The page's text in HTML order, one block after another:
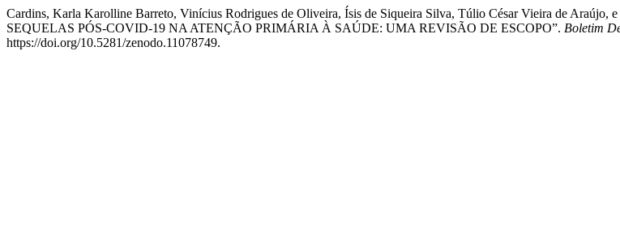
Cardins, Karla Karolline Barreto, Vinícius Rodrigues de Oliveira, Ísis de Siqueira Silva, Túlio César Vieira de
SEQUELAS PÓS-COVID-19 NA ATENÇÃO PRIMÁRIA À SAÚDE: UMA REVISÃO DE ESCOPO”. Boletim
https://doi.org/10.5281/zenodo.11078749.